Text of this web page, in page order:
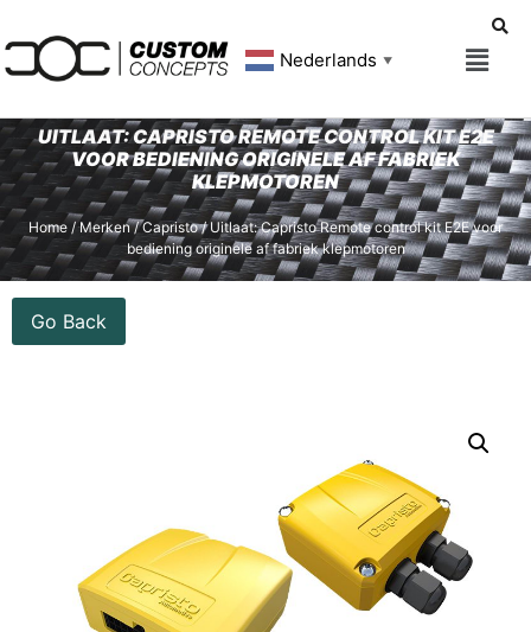
Nederlands ▼
UITLAAT: CAPRISTO REMOTE CONTROL KIT E2E
VOOR BEDIENING ORIGINELE AF FABRIEK
KLEPMOTOREN
Home /Merken/Capristo/ Uitlaat: Capristo Remote control kit E2E voor
bediening originele af fabriek klepmotoren
Go Back